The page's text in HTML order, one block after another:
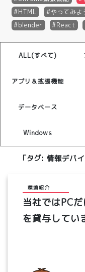
HTML
やってみよ
blender
React
ALL(すべて)
アプリ＆拡張機能
データベース
Windows
「タグ:情報デバ
環境紹介
当社ではPC
を貸与してい